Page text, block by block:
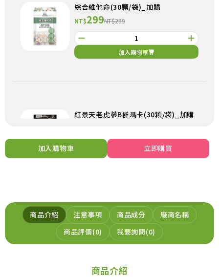
綜合維他命(30顆/袋)_加購
NT$299NT$299
加入購物車
紅景天老虎蔘B群瑪卡(30顆/袋)_加購
加入購物車
加入購物車 立即購買
商品介紹 注意事項 商品成分
廠商名稱
商品評價 0 我要詢問 0
商品介紹